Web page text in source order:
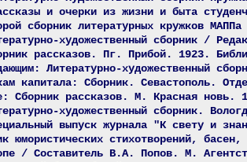
и очерки из жизни и быта
сборник литературных кружков
художественный сборник /
рассказов. Пг. Прибой. 1923.
Литературно-художественный
капитала: Сборник. Севастополь.
Сборник рассказов. М. Красная новь.
художественный сборник.
выпуск журнала "К свету и
юмористических стихотворений,
/ Составитель В.А. Попов. М.